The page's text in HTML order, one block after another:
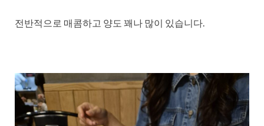
전반적으로 매콤하고 양도 꽤나 많이 있습니다.